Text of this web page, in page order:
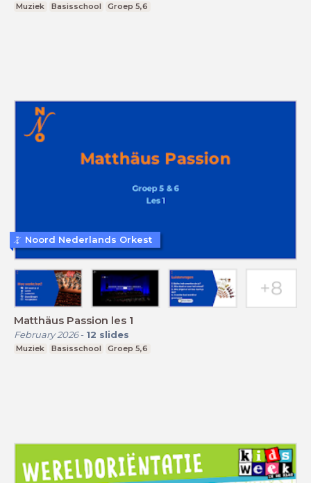
Muziek Basisschool Groep 5,6
Matthäus Passion les 1
February 2026- 12 slides
Muziek Basisschool Groep 5,6
Noord Nederlands Orkest